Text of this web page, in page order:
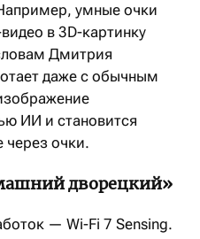
умные очки
в 3D-картинку
Дмитрия
даже с обычным
ИИ и становится
очки.
дворецкий»
— Wi-Fi 7 Sensing.